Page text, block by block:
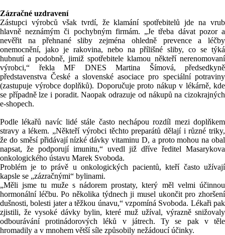
Zázračné uzdravení
Zástupci výrobců však tvrdí, že klamání spotřebitelů jde na vrub
hlavně neznámým či pochybným firmám. „Je třeba dávat pozor a
nevěřit na přehnané sliby zejména ohledně prevence a léčby
onemocnění, jako je rakovina, nebo na přílišné sliby, co se týká
hubnutí a podobně, jimiž spotřebitele klamou někteří nerenomovaní
výrobci,“ řekla MF DNES Martina Šímová, předsedkyně
představenstva České a slovenské asociace pro speciální potraviny
(zastupuje výrobce doplňků). Doporučuje proto nákup v lékárně, kde
se případně lze i poradit. Naopak odrazuje od nákupů na cizokrajných
e-shopech.
Podle lékařů navíc lidé stále často nechápou rozdíl mezi doplňkem
stravy a lékem. „Někteří výrobci těchto preparátů dělají i různé triky,
že do směsí přidávají nízké dávky vitaminu D, a proto mohou na obal
napsat, že podporují imunitu,“ uvedl již dříve ředitel Masarykova
onkologického ústavu Marek Svoboda.
Problém je to právě u onkologických pacientů, kteří často užívají
kapsle se „zázračnými“ bylinami.
„Měli jsme tu muže s nádorem prostaty, který měl velmi účinnou
hormonální léčbu. Po několika týdnech ji musel ukončit pro zhoršení
dušnosti, bolesti jater a těžkou únavu,“ vzpomíná Svoboda. Lékaři pak
zjistili, že vysoké dávky bylin, které muž užíval, výrazně snižovaly
odbourávání protinádorových léků v játrech. Ty se pak v těle
hromadily a v mnohem větší síle způsobily nežádoucí účinky.